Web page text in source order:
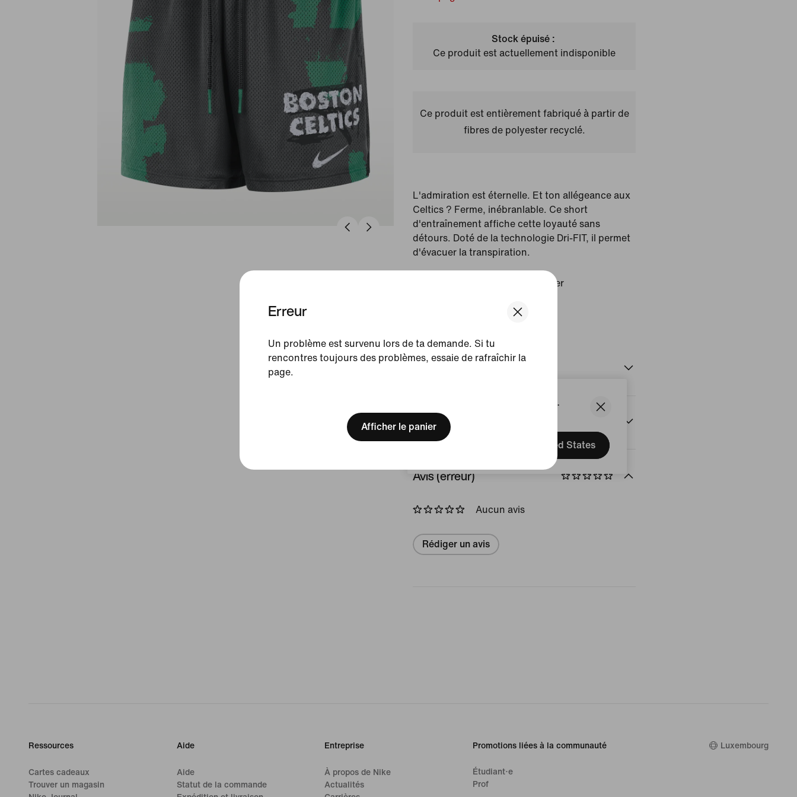
We think you are in United States.
Update your location?
United States
Erreur
Un problème est survenu lors de ta demande. Si tu
rencontres toujours des problèmes, essaie de rafraîchir la
page.
Afficher le panier
Stock épuisé :
Ce produit est actuellement indisponible
Ce produit est entièrement fabriqué à partir de
fibres de polyester recyclé.
L'admiration est éternelle. Et ton allégeance aux
Celtics ? Ferme, inébranlable. Ce short
d'entraînement affiche cette loyauté sans
détours. Doté de la technologie Dri-FIT, il permet
d'évacuer la transpiration.
Noir/Clover
Taille et coupe
Méthode de fabrication
Avis (erreur)
Aucun avis
Rédiger un avis
Ressources
Cartes cadeaux
Trouver un magasin
Aide
Aide
Statut de la commande
Entreprise
À propos de Nike
Actualités
Promotions liées à la communauté
Étudiant·e
Prof
Luxembourg